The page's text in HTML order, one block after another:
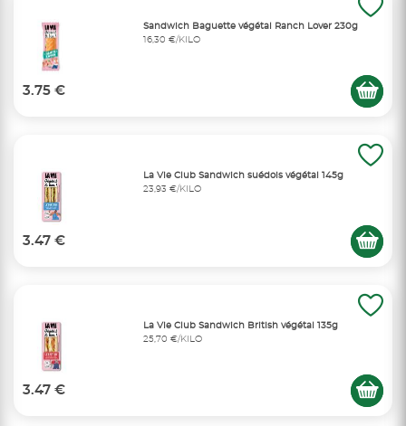
Sandwich Baguette végétal Ranch Lover 230g
16,30 €/KILO
3.75 €
La Vie Club Sandwich suédois végétal 145g
23,93 €/KILO
3.47 €
La Vie Club Sandwich British végétal 135g
25,70 €/KILO
3.47 €